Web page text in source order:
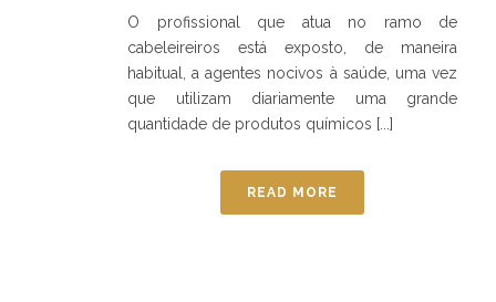
O profissional que atua no ramo de
cabeleireiros está exposto, de maneira
habitual, a agentes nocivos à saúde, uma vez
que utilizam diariamente uma grande
quantidade de produtos químicos [...]
READ MORE